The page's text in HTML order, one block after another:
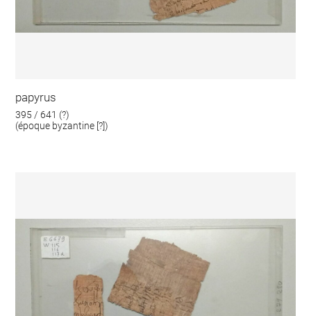
papyrus
395 / 641 (?)
(époque byzantine [?])